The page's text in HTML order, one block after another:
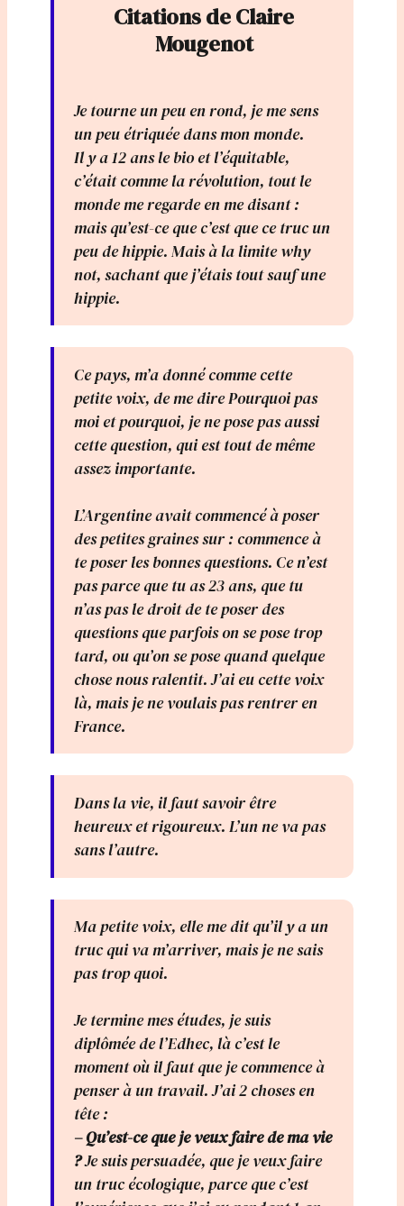
Citations de Claire
Mougenot
Je tourne un peu en rond, je me sens
un peu étriquée dans mon monde.
Il y a 12 ans le bio et l’équitable,
c’était comme la révolution, tout le
monde me regarde en me disant :
mais qu’est-ce que c’est que ce truc un
peu de hippie. Mais à la limite why
not, sachant que j’étais tout sauf une
hippie.
Ce pays, m’a donné comme cette
petite voix, de me dire Pourquoi pas
moi et pourquoi, je ne pose pas aussi
cette question, qui est tout de même
assez importante.
L’Argentine avait commencé à poser
des petites graines sur : commence à
te poser les bonnes questions. Ce n’est
pas parce que tu as 23 ans, que tu
n’as pas le droit de te poser des
questions que parfois on se pose trop
tard, ou qu’on se pose quand quelque
chose nous ralentit. J’ai eu cette voix
là, mais je ne voulais pas rentrer en
France.
Dans la vie, il faut savoir être
heureux et rigoureux. L’un ne va pas
sans l’autre.
Ma petite voix, elle me dit qu’il y a un
truc qui va m’arriver, mais je ne sais
pas trop quoi.
Je termine mes études, je suis
diplômée de l’Edhec, là c’est le
moment où il faut que je commence à
penser à un travail. J’ai 2 choses en
tête :
– Qu’est-ce que je veux faire de ma vie
?Je suis persuadée, que je veux faire
un truc écologique, parce que c’est